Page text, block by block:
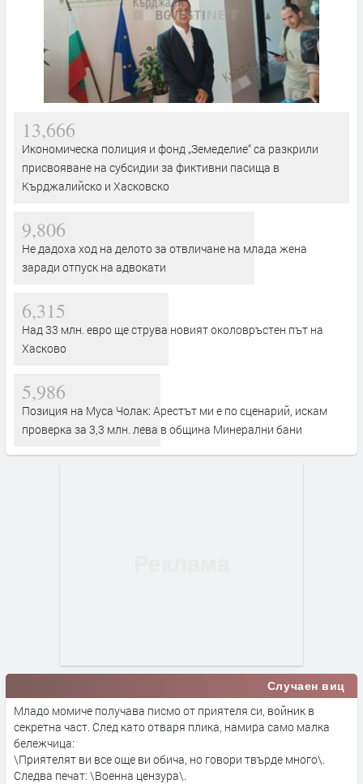
13,666
Икономическа полиция и фонд „Земеделие“ са разкрили
присвояване на субсидии за фиктивни пасища в
Кърджалийско и Хасковско
9,806
Не дадоха ход на делото за отвличане на млада жена
заради отпуск на адвокати
6,315
Над 33 млн. евро ще струва новият околовръстен път на
Хасково
5,986
Позиция на Муса Чолак: Арестът ми е по сценарий, искам
проверка за 3,3 млн. лева в община Минерални бани
Случаен виц
Младо момиче получава писмо от приятеля си, войник в
секретна част. След като отваря плика, намира само малка
бележчица:
\Приятелят ви все още ви обича, но говори твърде много\.
Следва печат: \Военна цензура\.